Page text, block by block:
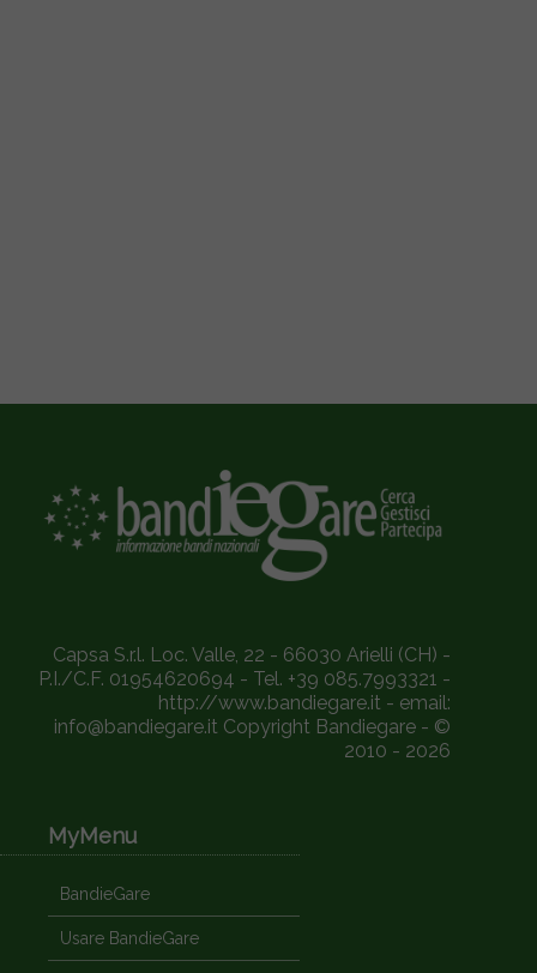
Capsa S.r.l. Loc. Valle, 22 - 66030 Arielli (CH) -
P.I./C.F. 01954620694 - Tel. +39 085.7993321 -
http://www.bandiegare.it - email:
info@bandiegare.it Copyright Bandiegare - ©
2010 - 2026
MyMenu
BandieGare
Usare BandieGare